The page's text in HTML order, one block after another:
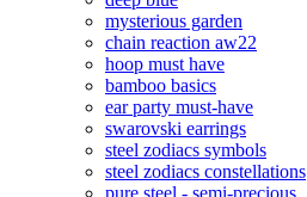
mysterious garden
chain reaction aw22
hoop must have
bamboo basics
ear party must-have
swarovski earrings
steel zodiacs symbols
steel zodiacs constellations
pure steel - semi-precious